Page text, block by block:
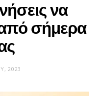
να
σήμερα
2023